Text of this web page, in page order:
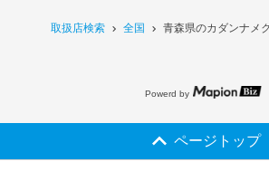
取扱店検索 全国 青森県のカダンナメ
Powerd by
ページトップ